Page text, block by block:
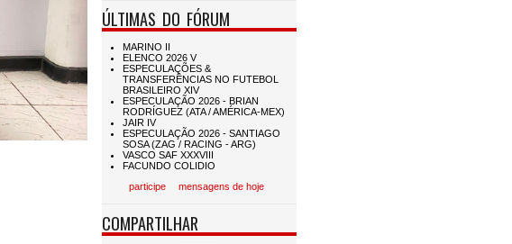
ÚLTIMAS DO FÓRUM
participe mensagens de hoje
COMPARTILHAR